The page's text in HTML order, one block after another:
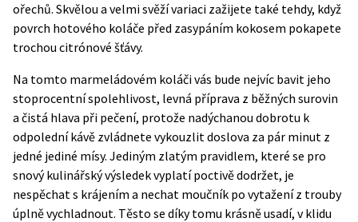
ořechů. Skvělou a velmi svěží variaci zažijete také tehdy, když
povrch hotového koláče před zasypáním kokosem pokapete
trochou citrónové šťávy.
Na tomto marmeládovém koláči vás bude nejvíc bavit jeho
stoprocentní spolehlivost, levná příprava z běžných surovin
a čistá hlava při pečení, protože nadýchanou dobrotu k
odpolední kávě zvládnete vykouzlit doslova za pár minut z
jedné jediné mísy. Jediným zlatým pravidlem, které se pro
snový kulinářský výsledek vyplatí poctivě dodržet, je
nespěchat s krájením a nechat moučník po vytažení z trouby
úplně vychladnout. Těsto se díky tomu krásně usadí, v klidu